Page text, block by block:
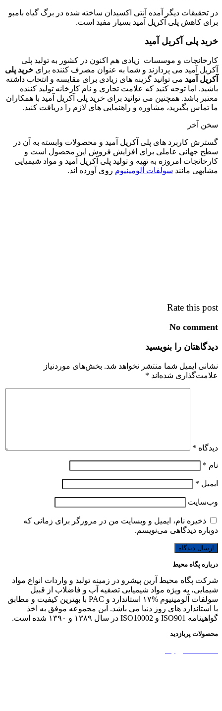
در تحقیقات دیگر آمده آنتی اکسیدان ساخته شده در برگ گیاه بامبو
برای کاهش پلی آکریل آمید بسیار مفید است.
خرید پلی آکریل آمید
کارخانجات و موسسات زیادی هم اکنون در کشور به تولید پلی
آکریل آمید می پردازند و شما به عنوان مصرف کننده برای خرید پلی
آکریل آمید می توانید گزینه های زیادی برای مقایسه و انتخاب داشته
باشید. اما توجه کنید که علامت تجاری و نام کارخانه تولید کننده
معتبر باشد. همچنین می توانید برای خرید پلی آکریل آمید با همکاران
ما تماس بگیرید، مشاوره و راهنمایی های لازم را دریافت کنید.
سخن آخر
گسترش کاربرد های پلی آکریل آمید و محصولات وابسته به آن در
سطح جهانی عاملی برای افزایش فروش این محصول است و
کارخانجات امروزه به تهیه و تولید پلی آکریل آمید و مواد شیمیایی
مشابهی مانند سولفات آلومینیوم روی آورده اند.
Rate this post
No comment
دیدگاهتان را بنویسید
نشانی ایمیل شما منتشر نخواهد شد. بخش‌های موردنیاز
علامت‌گذاری شده‌اند *
دیدگاه *
نام *
ایمیل *
وب‌سایت
ذخیره نام، ایمیل و وبسایت من در مرورگر برای زمانی که
دوباره دیدگاهی می‌نویسم.
درباره پگاه محیط
شرکت پگاه محیط آرین پیشرو در زمینه تولید و واردات انواع مواد
شیمایی، به ویژه مواد شیمیایی تصفیه آب و فاضلاب از قبیل
سولفات آلومینیوم %۱۷ استاندارد و PAC با بهترین کیفیت و مطابق
با استاندارد های روز دنیا می باشد. این مجموعه موفق به اخذ
گواهینامه ISO901 و ISO10002 در سال ۱۳۸۹ و ۱۳۹۰ شده است.
محصولات پربازدید